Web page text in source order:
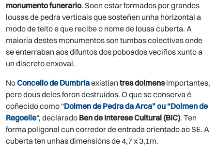
monumento funerario. Soen estar formados por grandes
lousas de pedra verticais que sosteñen unha horizontal a
modo de teito e que recibe o nome de lousa cuberta. A
maioría destes monumentos son tumbas colectivas onde
se enterraban aos difuntos dos poboados veciños xunto a
un discreto enxoval.
NoConcello de Dumbríaexistían tres dolmensimportantes,
pero dous deles foron destruídos. O que se conserva é
coñecido como “Dolmen de Pedra da Arca” ou “Dolmen de
Regoelle“, declarado Ben de Interese Cultural (BIC). Ten
forma poligonal cun corredor de entrada orientado ao SE. A
cuberta ten unhas dimensións de 4,7 x 3,1m.